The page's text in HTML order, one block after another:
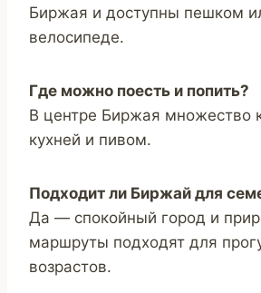
Биржая и доступны пешком
велосипеде.
Где можно поесть и попить?
В центре Биржая множество
кухней и пивом.
Подходит ли Биржай для
Да — спокойный город и
маршруты подходят для
возрастов.